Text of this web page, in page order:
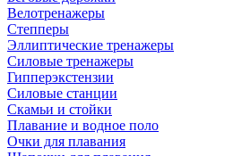
Велотренажеры
Степперы
Эллиптические тренажеры
Силовые тренажеры
Гипперэкстензии
Силовые станции
Скамьи и стойки
Плавание и водное поло
Очки для плавания